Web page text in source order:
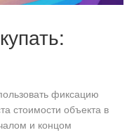
фиксацию
стоимости объекта в
и концом